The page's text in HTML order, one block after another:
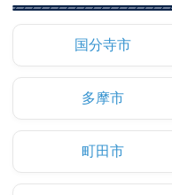
国分寺市
多摩市
町田市